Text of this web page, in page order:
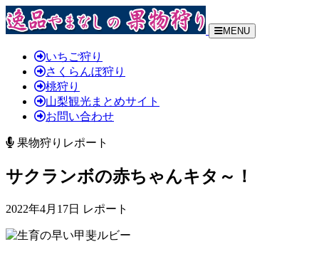
MENU
いちご狩り
さくらんぼ狩り
桃狩り
山梨観光まとめサイト
お問い合わせ
果物狩りレポート
サクランボの赤ちゃんキタ～！
2022年4月17日 レポート